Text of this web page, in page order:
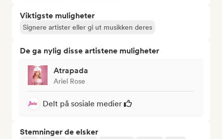
Viktigste muligheter
Signere artister eller gi ut musikken deres
De ga nylig disse artistene muligheter
Atrapada
Ariel Rose
Delt på sosiale medier
Stemninger de elsker